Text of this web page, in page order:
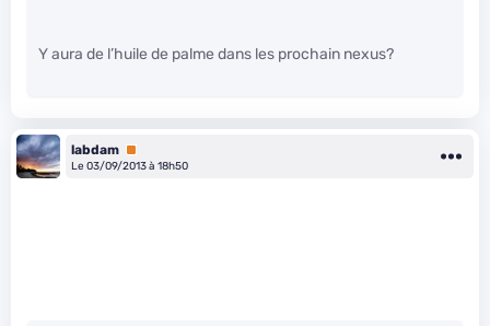
Y aura de l’huile de palme dans les prochain nexus?
labdam Premium
Le 03/09/2013 à 18h50